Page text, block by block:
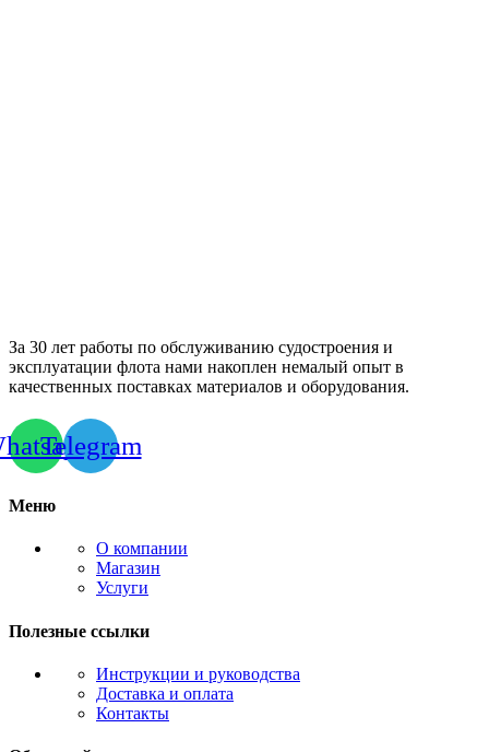
За 30 лет работы по обслуживанию судостроения и
эксплуатации флота нами накоплен немалый опыт в
качественных поставках материалов и оборудования.
Telegram
Меню
О компании
Магазин
Услуги
Полезные ссылки
Инструкции и руководства
Доставка и оплата
Контакты